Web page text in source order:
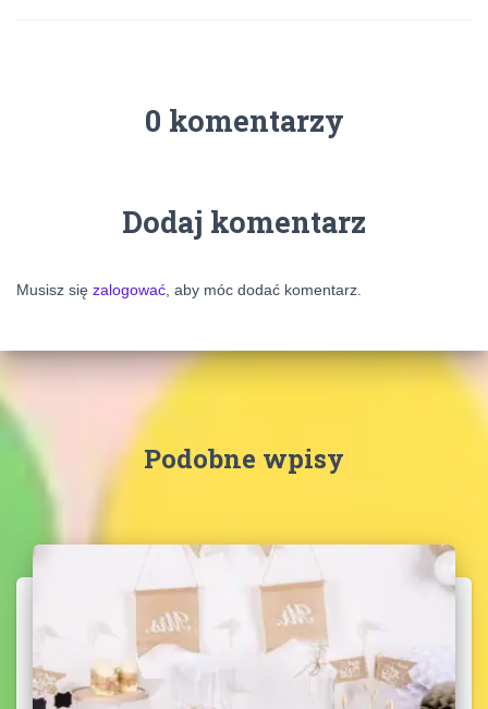
0 komentarzy
Dodaj komentarz
Musisz się zalogować , aby móc dodać komentarz.
Podobne wpisy